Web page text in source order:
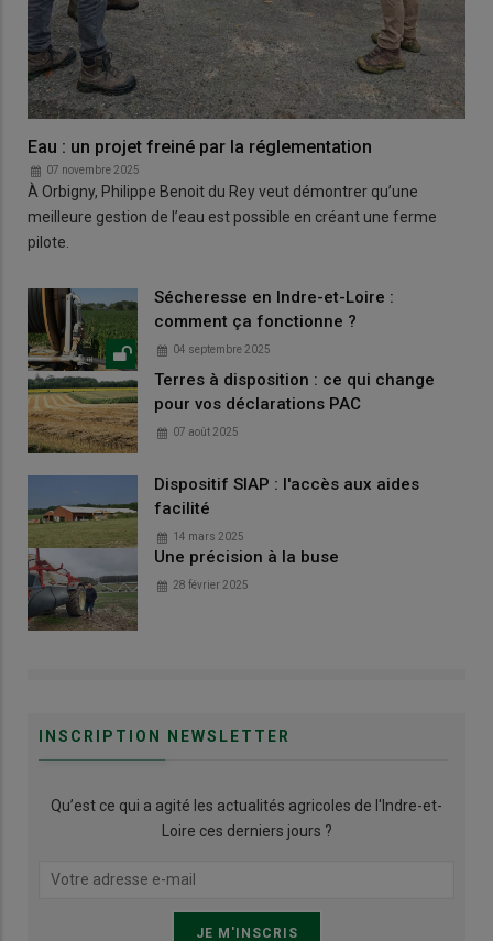
Eau : un projet freiné par la réglementation
07 novembre 2025
À Orbigny, Philippe Benoit du Rey veut démontrer qu’une
meilleure gestion de l’eau est possible en créant une ferme
pilote.
Sécheresse en Indre-et-Loire :
comment ça fonctionne ?
04 septembre 2025
Terres à disposition : ce qui change
pour vos déclarations PAC
07 août 2025
Dispositif SIAP : l'accès aux aides
facilité
14 mars 2025
Une précision à la buse
28 février 2025
INSCRIPTION NEWSLETTER
Qu’est ce qui a agité les actualités agricoles de l'Indre-et-
Loire ces derniers jours ?